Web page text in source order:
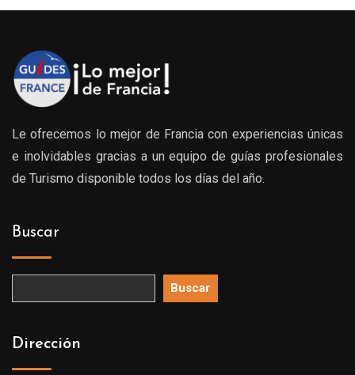
349.00€
Le ofrecemos lo mejor de Francia con experiencias únicas
e inolvidables gracias a un equipo de guías profesionales
de Turismo disponible todos los días del año.
Buscar
Buscar
Dirección